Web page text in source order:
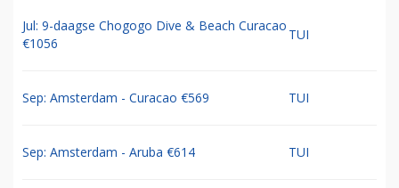
Jul: 9-daagse Chogogo Dive & Beach Curacao
€1056
TUI
Sep: Amsterdam - Curacao €569 TUI
Sep: Amsterdam - Aruba €614 TUI